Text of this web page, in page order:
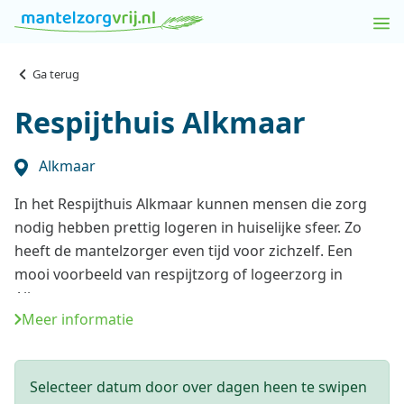
Ga terug
Respijthuis Alkmaar
Alkmaar
In het Respijthuis Alkmaar kunnen mensen die zorg
nodig hebben prettig logeren in huiselijke sfeer. Zo
heeft de mantelzorger even tijd voor zichzelf. Een
mooi voorbeeld van respijtzorg of logeerzorg in
Alkmaar.
ruime gastenkamers. Elk met eigen badkamer en
terras. Hier kan men gezellig verblijven met de juiste
Meer informatie
Selecteer datum door over dagen heen te swipen